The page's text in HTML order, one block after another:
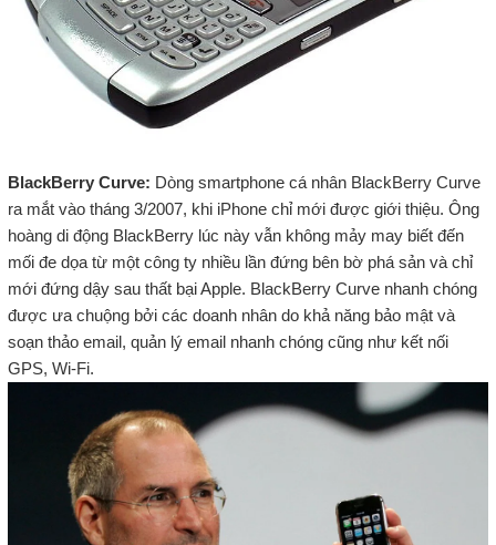
BlackBerry Curve: Dòng smartphone cá nhân BlackBerry Curve
ra mắt vào tháng 3/2007, khi iPhone chỉ mới được giới thiệu. Ông
hoàng di động BlackBerry lúc này vẫn không mảy may biết đến
mối đe dọa từ một công ty nhiều lần đứng bên bờ phá sản và chỉ
mới đứng dậy sau thất bại Apple. BlackBerry Curve nhanh chóng
được ưa chuộng bởi các doanh nhân do khả năng bảo mật và
soạn thảo email, quản lý email nhanh chóng cũng như kết nối
GPS, Wi-Fi.